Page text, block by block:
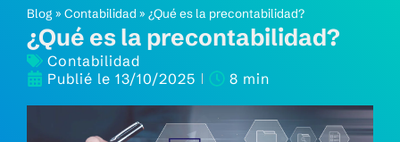
Blog » Contabilidad » ¿Qué es la precontabilidad?
¿Qué es la precontabilidad?
Contabilidad
Publié le 13/10/2025 8 min